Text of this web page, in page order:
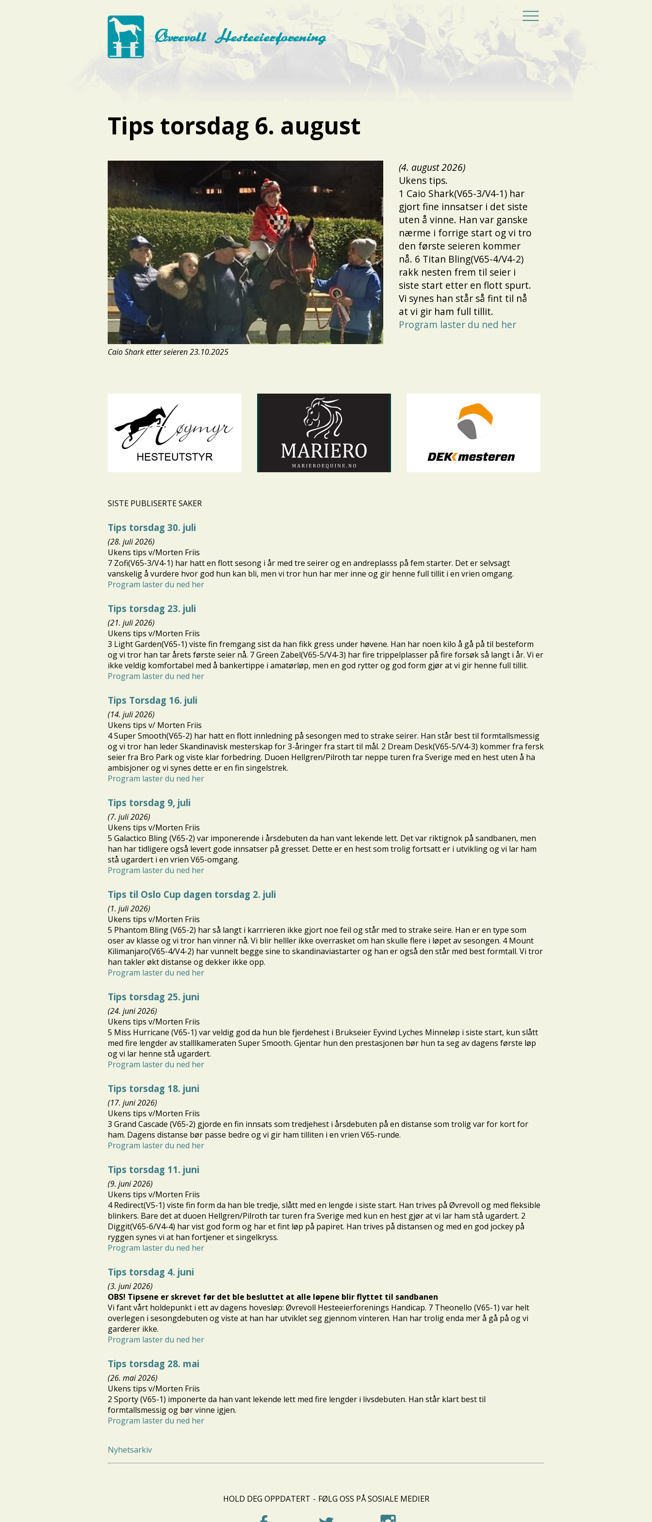
Tips torsdag 6. august
Caio Shark etter seieren 23.10.2025
(4. august 2026)
Ukens tips.
1 Caio Shark(V65-3/V4-1) har
gjort fine innsatser i det siste
uten å vinne. Han var ganske
nærme i forrige start og vi tro
den første seieren kommer
nå. 6 Titan Bling(V65-4/V4-2)
rakk nesten frem til seier i
siste start etter en flott spurt.
Vi synes han står så fint til nå
at vi gir ham full tillit.
Program laster du ned her
SISTE PUBLISERTE SAKER
Tips torsdag 30. juli
(28. juli 2026)
Ukens tips v/Morten Friis
7 Zofi(V65-3/V4-1) har hatt en flott sesong i år med tre seirer og en andreplasss på fem starter. Det er selvsagt
vanskelig å vurdere hvor god hun kan bli, men vi tror hun har mer inne og gir henne full tillit i en vrien omgang.
Program laster du ned her
Tips torsdag 23. juli
(21. juli 2026)
Ukens tips v/Morten Friis
3 Light Garden(V65-1) viste fin fremgang sist da han fikk gress under høvene. Han har noen kilo å gå på til besteform
og vi tror han tar årets første seier nå. 7 Green Zabel(V65-5/V4-3) har fire trippelplasser på fire forsøk så langt i år. Vi er
ikke veldig komfortabel med å bankertippe i amatørløp, men en god rytter og god form gjør at vi gir henne full tillit.
Program laster du ned her
Tips Torsdag 16. juli
(14. juli 2026)
Ukens tips v/ Morten Friis
4 Super Smooth(V65-2) har hatt en flott innledning på sesongen med to strake seirer. Han står best til formtallsmessig
og vi tror han leder Skandinavisk mesterskap for 3-åringer fra start til mål. 2 Dream Desk(V65-5/V4-3) kommer fra fersk
seier fra Bro Park og viste klar forbedring. Duoen Hellgren/Pilroth tar neppe turen fra Sverige med en hest uten å ha
ambisjoner og vi synes dette er en fin singelstrek.
Program laster du ned her
Tips torsdag 9, juli
(7. juli 2026)
Ukens tips v/Morten Friis
5 Galactico Bling (V65-2) var imponerende i årsdebuten da han vant lekende lett. Det var riktignok på sandbanen, men
han har tidligere også levert gode innsatser på gresset. Dette er en hest som trolig fortsatt er i utvikling og vi lar ham
stå ugardert i en vrien V65-omgang.
Program laster du ned her
Tips til Oslo Cup dagen torsdag 2. juli
(1. juli 2026)
Ukens tips v/Morten Friis
5 Phantom Bling (V65-2) har så langt i karrrieren ikke gjort noe feil og står med to strake seire. Han er en type som
oser av klasse og vi tror han vinner nå. Vi blir helller ikke overrasket om han skulle flere i løpet av sesongen. 4 Mount
Kilimanjaro(V65-4/V4-2) har vunnelt begge sine to skandinaviastarter og han er også den står med best formtall. Vi tror
han takler økt distanse og dekker ikke opp.
Program laster du ned her
Tips torsdag 25. juni
(24. juni 2026)
Ukens tips v/Morten Friis
5 Miss Hurricane (V65-1) var veldig god da hun ble fjerdehest i Brukseier Eyvind Lyches Minneløp i siste start, kun slått
med fire lengder av stalllkameraten Super Smooth. Gjentar hun den prestasjonen bør hun ta seg av dagens første løp
og vi lar henne stå ugardert.
Program laster du ned her
Tips torsdag 18. juni
(17. juni 2026)
Ukens tips v/Morten Friis
3 Grand Cascade (V65-2) gjorde en fin innsats som tredjehest i årsdebuten på en distanse som trolig var for kort for
ham. Dagens distanse bør passe bedre og vi gir ham tilliten i en vrien V65-runde.
Program laster du ned her
Tips torsdag 11. juni
(9. juni 2026)
Ukens tips v/Morten Friis
4 Redirect(V5-1) viste fin form da han ble tredje, slått med en lengde i siste start. Han trives på Øvrevoll og med fleksible
blinkers. Bare det at duoen Hellgren/Pilroth tar turen fra Sverige med kun en hest gjør at vi lar ham stå ugardert. 2
Diggit(V65-6/V4-4) har vist god form og har et fint løp på papiret. Han trives på distansen og med en god jockey på
ryggen synes vi at han fortjener et singelkryss.
Program laster du ned her
Tips torsdag 4. juni
(3. juni 2026)
OBS! Tipsene er skrevet før det ble besluttet at alle løpene blir flyttet til sandbanen
Vi fant vårt holdepunkt i ett av dagens hovesløp: Øvrevoll Hesteeierforenings Handicap. 7 Theonello (V65-1) var helt
overlegen i sesongdebuten og viste at han har utviklet seg gjennom vinteren. Han har trolig enda mer å gå på og vi
garderer ikke.
Program laster du ned her
Tips torsdag 28. mai
(26. mai 2026)
Ukens tips v/Morten Friis
2 Sporty (V65-1) imponerte da han vant lekende lett med fire lengder i livsdebuten. Han står klart best til
formtallsmessig og bør vinne igjen.
Program laster du ned her
Nyhetsarkiv
HOLD DEG OPPDATERT - FØLG OSS PÅ SOSIALE MEDIER